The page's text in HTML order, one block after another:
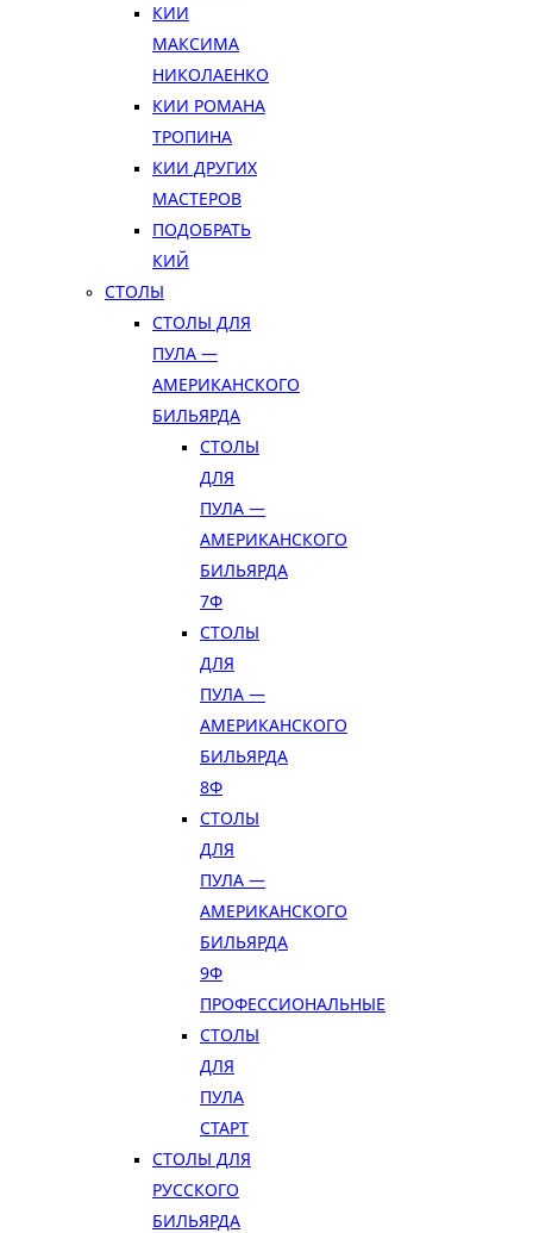
КИИ
МАКСИМА
НИКОЛАЕНКО
КИИ РОМАНА
ТРОПИНА
КИИ ДРУГИХ
МАСТЕРОВ
ПОДОБРАТЬ
КИЙ
СТОЛЫ
СТОЛЫ ДЛЯ
ПУЛА —
АМЕРИКАНСКОГО
БИЛЬЯРДА
СТОЛЫ
ДЛЯ
ПУЛА —
АМЕРИКАНСКОГО
БИЛЬЯРДА
7Ф
СТОЛЫ
ДЛЯ
ПУЛА —
АМЕРИКАНСКОГО
БИЛЬЯРДА
8Ф
СТОЛЫ
ДЛЯ
ПУЛА —
АМЕРИКАНСКОГО
БИЛЬЯРДА
9Ф
ПРОФЕССИОНАЛЬНЫЕ
СТОЛЫ
ДЛЯ
ПУЛА
СТАРТ
СТОЛЫ ДЛЯ
РУССКОГО
БИЛЬЯРДА